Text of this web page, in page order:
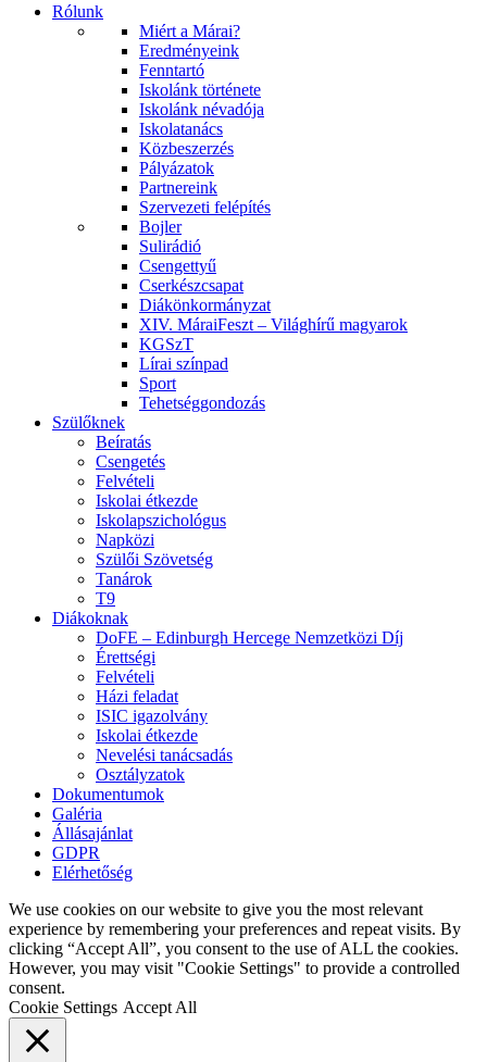
Rólunk
Miért a Márai?
Eredményeink
Fenntartó
Iskolánk története
Iskolánk névadója
Iskolatanács
Közbeszerzés
Pályázatok
Partnereink
Szervezeti felépítés
Bojler
Sulirádió
Csengettyű
Cserkészcsapat
Diákönkormányzat
XIV. MáraiFeszt – Világhírű magyarok
KGSzT
Lírai színpad
Sport
Tehetséggondozás
Szülőknek
Beíratás
Csengetés
Felvételi
Iskolai étkezde
Iskolapszichológus
Napközi
Szülői Szövetség
Tanárok
T9
Diákoknak
DoFE – Edinburgh Hercege Nemzetközi Díj
Érettségi
Felvételi
Házi feladat
ISIC igazolvány
Iskolai étkezde
Nevelési tanácsadás
Osztályzatok
Dokumentumok
Galéria
Állásajánlat
GDPR
Elérhetőség
We use cookies on our website to give you the most relevant
experience by remembering your preferences and repeat visits. By
clicking “Accept All”, you consent to the use of ALL the cookies.
However, you may visit "Cookie Settings" to provide a controlled
consent.
Cookie Settings Accept All